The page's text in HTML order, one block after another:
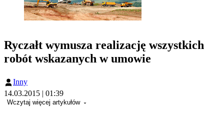
Ryczałt wymusza realizację wszystkich
robót wskazanych w umowie
Inny
14.03.2015 | 01:39
Wczytaj więcej artykułów